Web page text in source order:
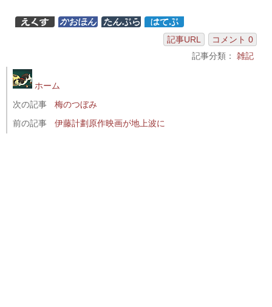
記事URL
コメント 0
記事分類： 雑記
ホーム
次の記事
梅のつぼみ
前の記事
伊藤計劃原作映画が地上波に